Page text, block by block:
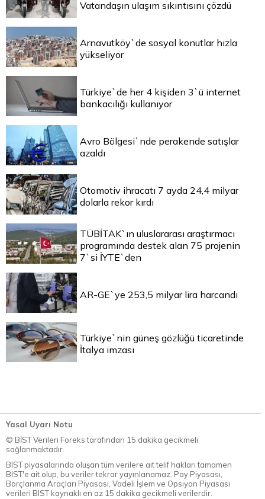
Vatandaşın ulaşım sıkıntısını çözdü
Arnavutköy`de sosyal konutlar hızla
yükseliyor
Türkiye`de her 4 kişiden 3`ü internet
bankacılığı kullanıyor
Avro Bölgesi`nde perakende satışlar
azaldı
Otomotiv ihracatı 7 ayda 24,4 milyar
dolarla rekor kırdı
TÜBİTAK`ın uluslararası araştırmacı
programında destek alan 75 projenin
7`si İYTE`den
AR-GE`ye 253,5 milyar lira harcandı
Türkiye`nin güneş gözlüğü ticaretinde
İtalya imzası
Yasal Uyarı Notu
© BİST Verileri Foreks tarafından 15 dakika gecikmeli
sağlanmaktadır.
BIST piyasalarında oluşan tüm verilere ait telif hakları tamamen
BIST'e ait olup, bu veriler tekrar yayınlanamaz. Pay Piyasası,
Borçlanma Araçları Piyasası, Vadeli İşlem ve Opsiyon Piyasası
verileri BIST kaynaklı en az 15 dakika gecikmeli verilerdir.